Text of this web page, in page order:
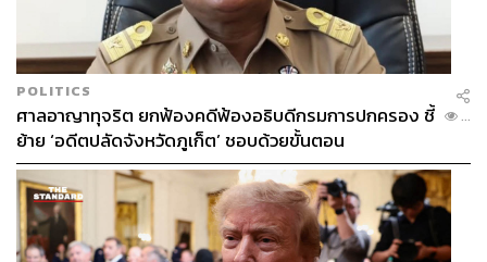
POLITICS
ศาลอาญาทุจริต ยกฟ้องคดีฟ้องอธิบดีกรมการปกครอง ชี้
ย้าย ‘อดีตปลัดจังหวัดภูเก็ต’ ชอบด้วยขั้นตอน
...